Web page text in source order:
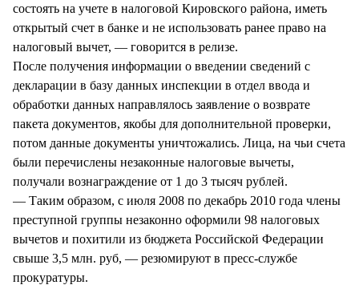
состоять на учете в налоговой Кировского района, иметь
открытый счет в банке и не использовать ранее право на
налоговый вычет, — говорится в релизе.
После получения информации о введении сведений с
декларации в базу данных инспекции в отдел ввода и
обработки данных направлялось заявление о возврате
пакета документов, якобы для дополнительной проверки,
потом данные документы уничтожались. Лица, на чьи счета
были перечислены незаконные налоговые вычеты,
получали вознаграждение от 1 до 3 тысяч рублей.
— Таким образом, с июля 2008 по декабрь 2010 года члены
преступной группы незаконно оформили 98 налоговых
вычетов и похитили из бюджета Российской Федерации
свыше 3,5 млн. руб, — резюмируют в пресс-службе
прокуратуры.